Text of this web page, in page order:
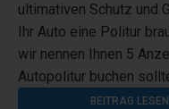
ultimativen Schutz und
Ihr Auto eine Politur
wir nennen Ihnen 5
Autopolitur buchen
BEITRAG LESEN